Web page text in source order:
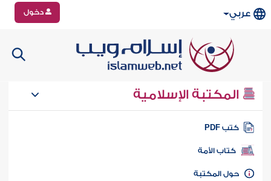
عربي دخول
المكتبة الإسلامية
كتب PDF
كتاب الأمة